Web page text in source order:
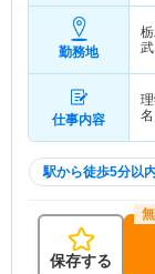
勤務地
仕事内容
駅から徒歩5分以
保存する